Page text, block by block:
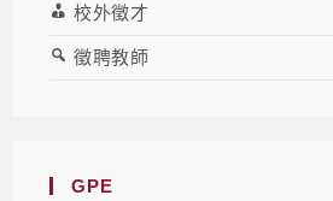
校外徵才
徵聘教師
GPE